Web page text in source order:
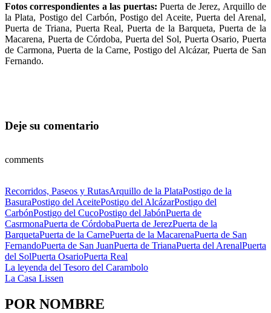
Fotos correspondientes a las puertas:Puerta de Jerez, Arquillo de
la Plata, Postigo del Carbón, Postigo del Aceite, Puerta del Arenal,
Puerta de Triana, Puerta Real, Puerta de la Barqueta, Puerta de la
Macarena, Puerta de Córdoba, Puerta del Sol, Puerta Osario, Puerta
de Carmona, Puerta de la Carne, Postigo del Alcázar, Puerta de San
Fernando.
Deje su comentario
comments
Categorías
Recorridos, Paseos y RutasEtiquetas
Arquillo de la PlataPostigo de la
BasuraPostigo del AceitePostigo del AlcázarPostigo del
CarbónPostigo del CucoPostigo del JabónPuerta de
CasrmonaPuerta de CórdobaPuerta de JerezPuerta de la
BarquetaPuerta de la CarnePuerta de la MacarenaPuerta de San
FernandoPuerta de San JuanPuerta de TrianaPuerta del ArenalPuerta
del SolPuerta OsarioPuerta Real
Navegación
de
entradas
Anterior
La leyenda del Tesoro del Carambolo
Siguiente
La Casa Lissen
POR NOMBRE